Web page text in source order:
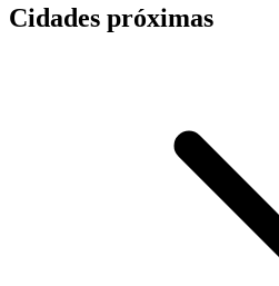
Cidades próximas